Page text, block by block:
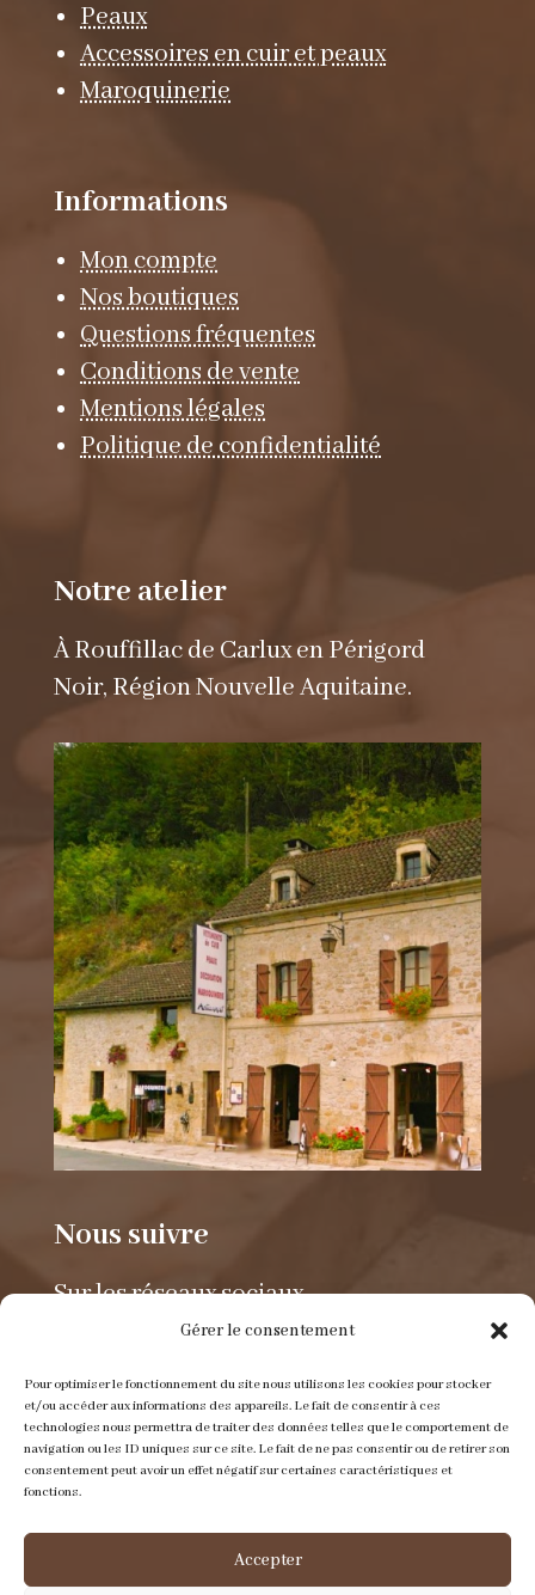
Gérer le consentement
Pour optimiser le fonctionnement du site nous utilisons les cookies pour stocker
et/ou accéder aux informations des appareils. Le fait de consentir à ces
technologies nous permettra de traiter des données telles que le comportement de
navigation ou les ID uniques sur ce site. Le fait de ne pas consentir ou de retirer son
consentement peut avoir un effet négatif sur certaines caractéristiques et
fonctions.
Accepter
Peaux
Accessoires en cuir et peaux
Maroquinerie
Informations
Mon compte
Nos boutiques
Questions fréquentes
Conditions de vente
Mentions légales
Politique de confidentialité
Notre atelier
À Rouffillac de Carlux en Périgord
Noir, Région Nouvelle Aquitaine.
Nous suivre
Sur les réseaux sociaux.
Envoyer un e-mail
contact@itinerance-cuir.fr